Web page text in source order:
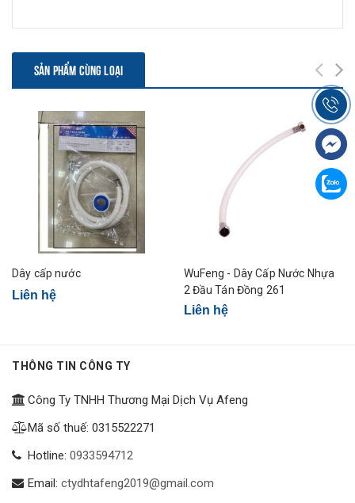
SẢN PHẨM CÙNG LOẠI
Dây cấp nước
Liên hệ
WuFeng - Dây Cấp Nước Nhựa
2 Đầu Tán Đồng 261
Liên hệ
THÔNG TIN CÔNG TY
Công Ty TNHH Thương Mại Dịch Vụ Afeng
Mã số thuế: 0315522271
Hotline: 0933594712
Email: ctydhtafeng2019@gmail.com